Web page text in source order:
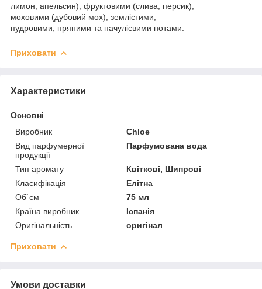
лимон, апельсин), фруктовими (слива, персик),
моховими (дубовий мох), землістими,
пудровими, пряними та пачулієвими нотами.
Приховати
Характеристики
Основні
Виробник
Chloe
Вид парфумерної
продукції
Парфумована вода
Тип аромату
Квіткові, Шипрові
Класифікація
Елітна
Об`єм
75 мл
Країна виробник
Іспанія
Оригінальність
оригінал
Приховати
Умови доставки